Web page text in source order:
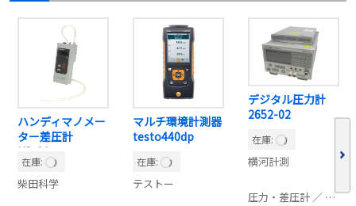
ハンディマノメー
ター差圧計
HP-21
在庫:
柴田科学
マルチ環境計測器
testo440dp
在庫:
テストー
デジタル圧力計
2652-02
在庫:
横河計測
圧力・差圧計 ／ オリックス・レンテック | 電子計測機器